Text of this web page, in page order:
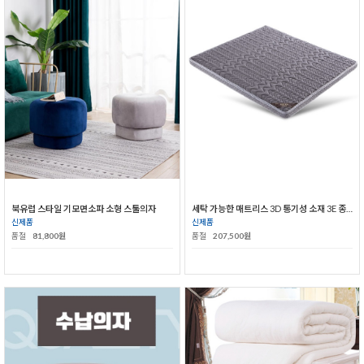
북유럽 스타일 기모면소파 소형 스툴의자
신제품
품절
81,800원
세탁 가능한 매트리스 3D 통기성 소재 3E 종려나무 매트리스
신제품
품절
207,500원